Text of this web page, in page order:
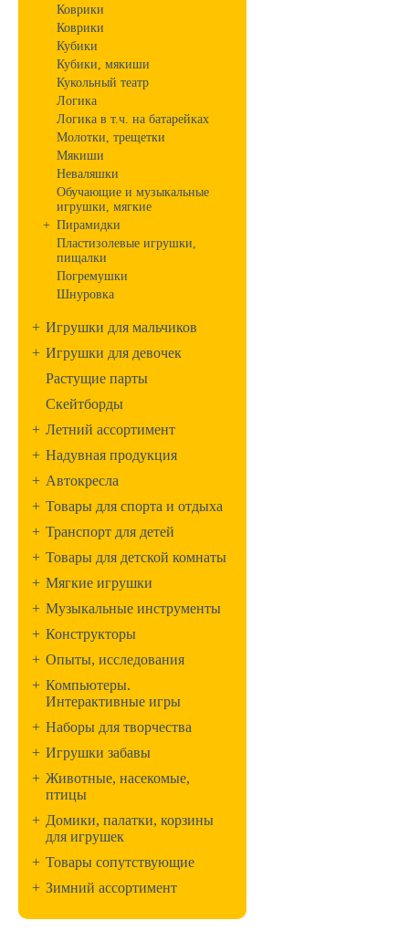
Коврики
Коврики
Кубики
Кубики, мякиши
Кукольный театр
Логика
Логика в т.ч. на батарейках
Молотки, трещетки
Мякиши
Неваляшки
Обучающие и музыкальные
игрушки, мягкие
+ Пирамидки
Пластизолевые игрушки,
пищалки
Погремушки
Шнуровка
+ Игрушки для мальчиков
+ Игрушки для девочек
Растущие парты
Скейтборды
+ Летний ассортимент
+ Надувная продукция
+ Автокресла
+ Товары для спорта и отдыха
+ Транспорт для детей
+ Товары для детской комнаты
+ Мягкие игрушки
+ Музыкальные инструменты
+ Конструкторы
+ Опыты, исследования
+ Компьютеры.
Интерактивные игры
+ Наборы для творчества
+ Игрушки забавы
+ Животные, насекомые,
птицы
+ Домики, палатки, корзины
для игрушек
+ Товары сопутствующие
+ Зимний ассортимент